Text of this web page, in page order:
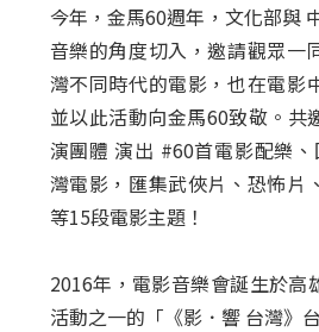
今年，金馬60週年，文化部與
音樂的角度切入，邀請觀眾一
灣不同時代的電影，也在電影
並以此活動向金馬60致敬。共
演團體 演出 #60首電影配樂
灣電影，匯集武俠片、恐怖片
等15段電影主題！
2016年，電影音樂會誕生於高
活動之一的「《影．響 台灣》